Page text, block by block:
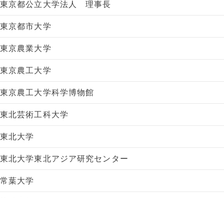
東京都公立大学法人 理事長
東京都市大学
東京農業大学
東京農工大学
東京農工大学科学博物館
東北芸術工科大学
東北大学
東北大学東北アジア研究センター
常葉大学